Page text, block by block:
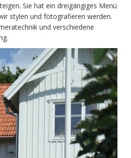
Sie hat ein dreigängiges Menü
stylen und fotografieren werden.
und verschiedene